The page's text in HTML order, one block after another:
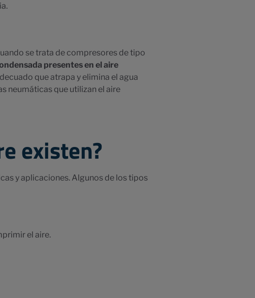
se trata de compresores de tipo
presentes en el aire
que atrapa y elimina el agua
neumáticas que utilizan el aire
existen?
y aplicaciones. Algunos de los tipos
el aire.